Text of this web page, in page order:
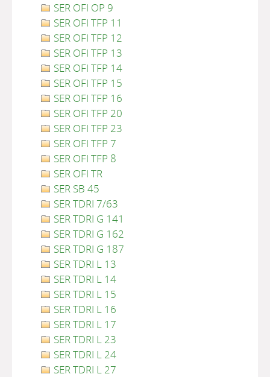
SER OFI OP 9
SER OFI TFP 11
SER OFI TFP 12
SER OFI TFP 13
SER OFI TFP 14
SER OFI TFP 15
SER OFI TFP 16
SER OFI TFP 20
SER OFI TFP 23
SER OFI TFP 7
SER OFI TFP 8
SER OFI TR
SER SB 45
SER TDRI 7/63
SER TDRI G 141
SER TDRI G 162
SER TDRI G 187
SER TDRI L 13
SER TDRI L 14
SER TDRI L 15
SER TDRI L 16
SER TDRI L 17
SER TDRI L 23
SER TDRI L 24
SER TDRI L 27